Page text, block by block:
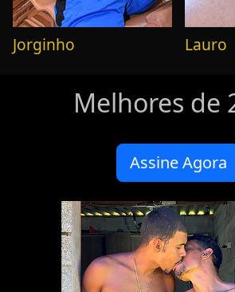
Jorginho Lauro
Melhores de
Assine Agora